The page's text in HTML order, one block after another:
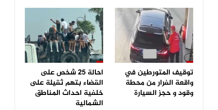
توقيف المتورطين في
واقعة الفرار من محطة
وقود و حجز السيارة
احالة 25 شخص على
القضاء بتهم ثقيلة على
خلفية احداث المناطق
الشمالية